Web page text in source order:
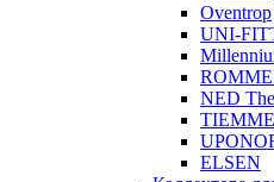
Oventrop
UNI-
NED
TIEMME
ELSEN